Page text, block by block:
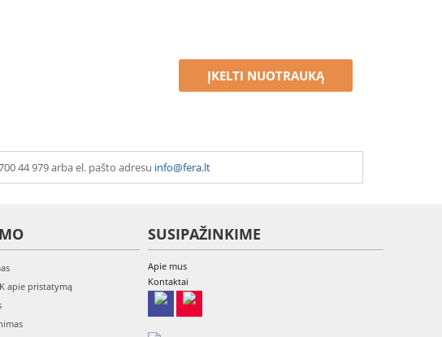
ĮKELTI NUOTRAUKĄ
44 979 arba el. pašto adresu info@fera.lt
apie pristatymą
SUSIPAŽINKIME
Apie mus
Kontaktai